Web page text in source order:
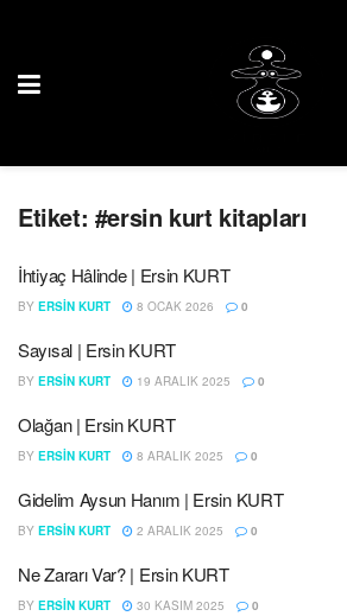
Etiket: #ersin kurt kitapları
İhtiyaç Hâlinde | Ersin KURT
BY ERSIN KURT 8 OCAK 2026 0
Sayısal | Ersin KURT
BY ERSIN KURT 19 ARALIK 2025 0
Olağan | Ersin KURT
BY ERSIN KURT 8 ARALIK 2025 0
Gidelim Aysun Hanım | Ersin KURT
BY ERSIN KURT 2 ARALIK 2025 0
Ne Zararı Var? | Ersin KURT
BY ERSIN KURT 30 KASIM 2025 0